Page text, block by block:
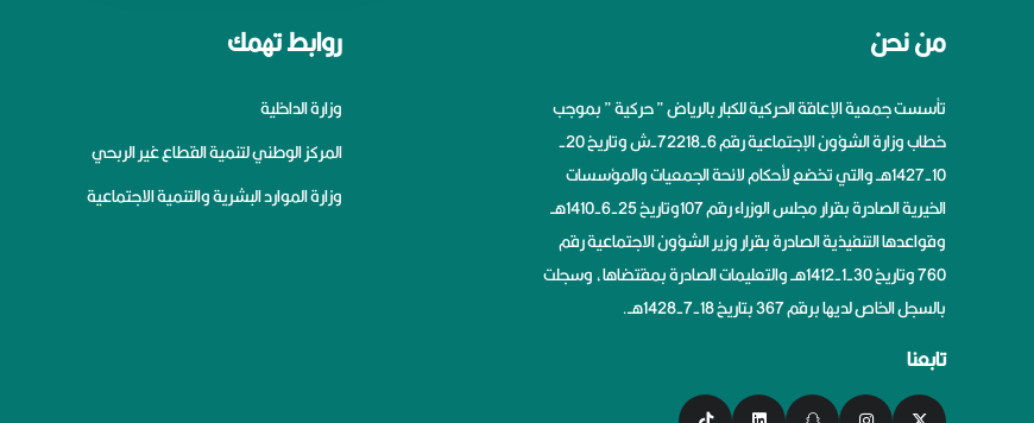
من نحن
تأسست جمعية الإعاقة الحركية للكبار بالرياض ” حركية ” بموجب
خطاب وزارة الشؤون الإجتماعية رقم 6-72218-ش وتاريخ 20-
10-1427هــ والتي تخضع لأحكام لائحة الجمعيات والمؤسسات
الخيرية الصادرة بقرار مجلس الوزراء رقم 107وتاريخ 25-6-1410هــ
وقواعدها التنفيذية الصادرة بقرار وزير الشؤون الاجتماعية رقم
760 وتاريخ 30-1-1412هــ والتعليمات الصادرة بمقتضاها، وسجلت
بالسجل الخاص لديها برقم 367 بتاريخ 18-7-1428هــ.
تابعنا
روابط تهمك
وزارة الداخلية
المركز الوطني لتنمية القطاع غير الربحي
وزارة الموارد البشرية والتنمية الاجتماعية